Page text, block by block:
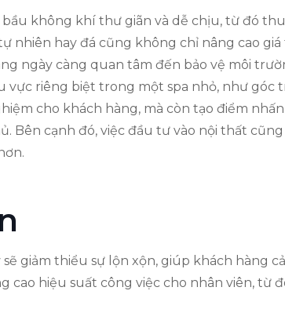
bầu không khí thư giãn và dễ chịu, từ đó
nhiên hay đá cũng không chỉ nâng cao
ngày càng quan tâm đến bảo vệ môi
vực riêng biệt trong một spa nhỏ, như góc
cho khách hàng, mà còn tạo điểm
Bên cạnh đó, việc đầu tư vào nội thất
giảm thiểu sự lộn xộn, giúp khách hàng
hiệu suất công việc cho nhân viên, từ